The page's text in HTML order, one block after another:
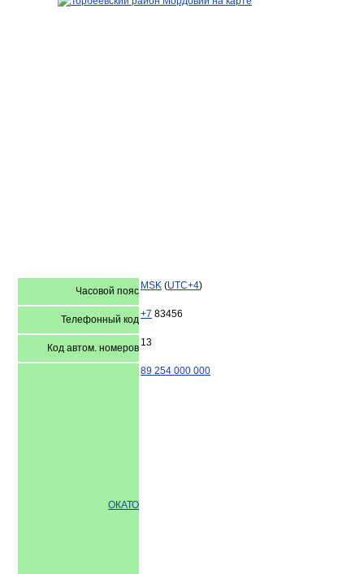
Часовой пояс MSK (UTC+4)
Телефонный код+7 83456
Код автом. номеров 13
ОКАТО
89 254 000 000